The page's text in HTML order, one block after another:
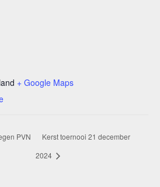
+ Google Maps
PVN
Kerst toernooi 21 december
2024